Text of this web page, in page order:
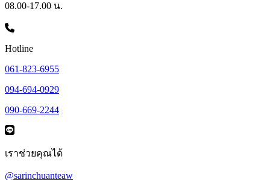
08.00-17.00 น.
Hotline
061-823-6955
094-694-0929
090-669-2244
เราช่วยคุณได้
@sarinchuanteaw